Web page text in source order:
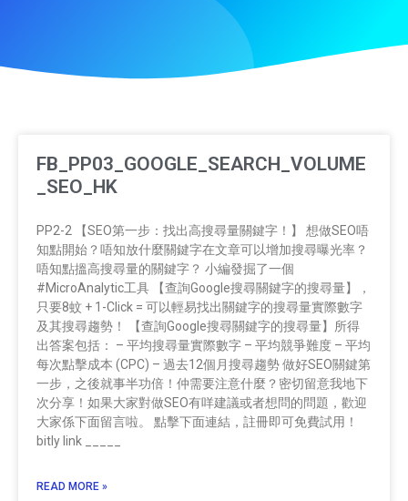
FB_PP03_GOOGLE_SEARCH_VOLUME
_SEO_HK
PP2-2 【SEO第一步：找出高搜尋量關鍵字！】 想做SEO唔
知點開始？唔知放什麼關鍵字在文章可以增加搜尋曝光率？
唔知點搵高搜尋量的關鍵字？ 小編發掘了一個
#MicroAnalytic工具 【查詢Google搜尋關鍵字的搜尋量】，
只要8蚊 + 1-Click = 可以輕易找出關鍵字的搜尋量實際數字
及其搜尋趨勢！ 【查詢Google搜尋關鍵字的搜尋量】所得
出答案包括： – 平均搜尋量實際數字 – 平均競爭難度 – 平均
每次點擊成本 (CPC) – 過去12個月搜尋趨勢 做好SEO關鍵第
一步，之後就事半功倍！仲需要注意什麼？密切留意我地下
次分享！如果大家對做SEO有咩建議或者想問的問題，歡迎
大家係下面留言啦。 點擊下面連結，註冊即可免費試用！
bitly link _____
READ MORE »